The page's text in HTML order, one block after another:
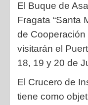
El Buque de
Fragata “Santa
de Cooperación
visitarán el
18, 19 y 20 de
El Crucero de
tiene como